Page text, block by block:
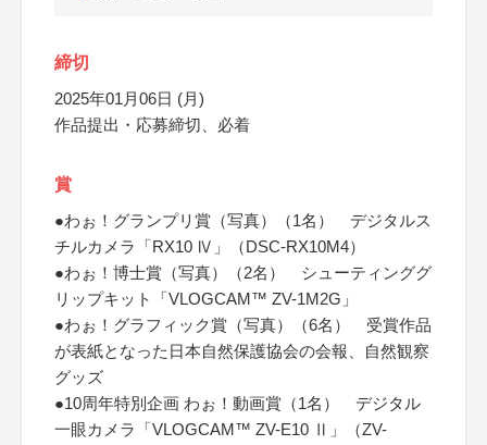
締切
2025年01月06日 (月)
作品提出・応募締切、必着
賞
●わぉ！グランプリ賞（写真）（1名） デジタルス
チルカメラ「RX10 Ⅳ」（DSC-RX10M4）
●わぉ！博士賞（写真）（2名） シューティンググ
リップキット「VLOGCAM™ ZV-1M2G」
●わぉ！グラフィック賞（写真）（6名） 受賞作品
が表紙となった日本自然保護協会の会報、自然観察
グッズ
●10周年特別企画 わぉ！動画賞（1名） デジタル
一眼カメラ「VLOGCAM™ ZV-E10 Ⅱ」（ZV-